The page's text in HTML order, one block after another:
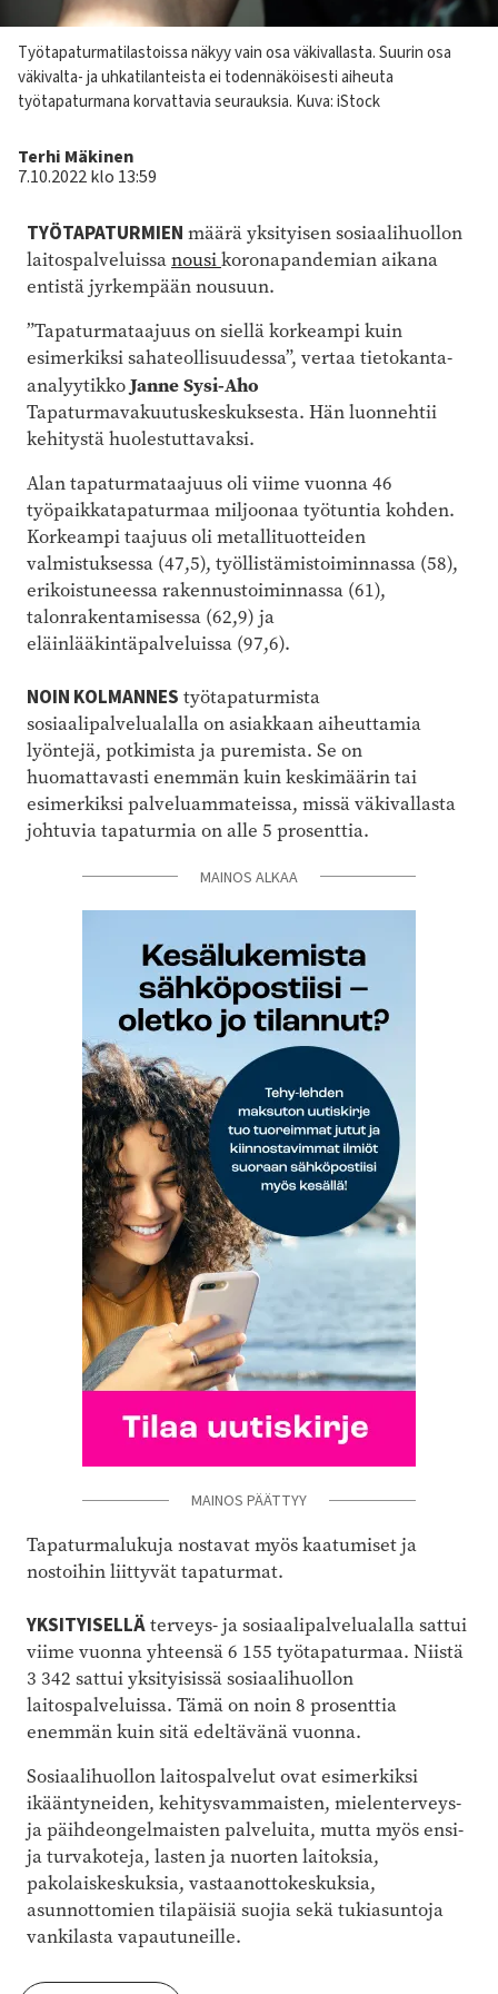
Kuvateksti
Työtapaturmatilastoissa näkyy vain osa väkivallasta. Suurin osa
väkivalta- ja uhkatilanteista ei todennäköisesti aiheuta
työtapaturmana korvattavia seurauksia. Kuva: iStock
Kirjoittaja
Terhi Mäkinen
7.10.2022 klo 13:59
TYÖTAPATURMIEN määrä yksityisen sosiaalihuollon
laitospalveluissanousikoronapandemian aikana
entistä jyrkempään nousuun.
”Tapaturmataajuus on siellä korkeampi kuin
esimerkiksi sahateollisuudessa”, vertaa tietokanta-
analyytikkoJanne Sysi-Aho
Tapaturmavakuutuskeskuksesta. Hän luonnehtii
kehitystä huolestuttavaksi.
Alan tapaturmataajuus oli viime vuonna 46
työpaikkatapaturmaa miljoonaa työtuntia kohden.
Korkeampi taajuus oli metallituotteiden
valmistuksessa (47,5), työllistämistoiminnassa (58),
erikoistuneessa rakennustoiminnassa (61),
talonrakentamisessa (62,9) ja
eläinlääkintäpalveluissa (97,6).
NOIN KOLMANNES työtapaturmista
sosiaalipalvelualalla on asiakkaan aiheuttamia
lyöntejä, potkimista ja puremista. Se on
huomattavasti enemmän kuin keskimäärin tai
esimerkiksi palveluammateissa, missä väkivallasta
johtuvia tapaturmia on alle 5 prosenttia.
MAINOS ALKAA
MAINOS PÄÄTTYY
Tapaturmalukuja nostavat myös kaatumiset ja
nostoihin liittyvät tapaturmat.
YKSITYISELLÄterveys- ja sosiaalipalvelualalla sattui
viime vuonna yhteensä 6 155 työtapaturmaa. Niistä
3 342 sattui yksityisissä sosiaalihuollon
laitospalveluissa. Tämä on noin 8 prosenttia
enemmän kuin sitä edeltävänä vuonna.
Sosiaalihuollon laitospalvelut ovat esimerkiksi
ikääntyneiden, kehitysvammaisten, mielenterveys-
ja päihdeongelmaisten palveluita, mutta myös ensi-
ja turvakoteja, lasten ja nuorten laitoksia,
pakolaiskeskuksia, vastaanottokeskuksia,
asunnottomien tilapäisiä suojia sekä tukiasuntoja
vankilasta vapautuneille.